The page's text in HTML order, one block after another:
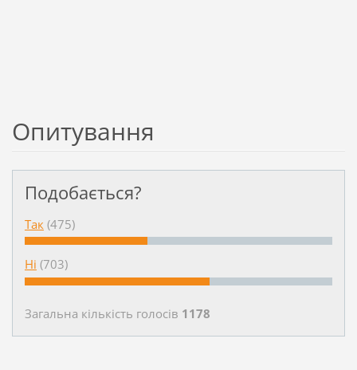
Опитування
Подобається?
Так (475)
Ні (703)
Загальна кількість голосiв 1178